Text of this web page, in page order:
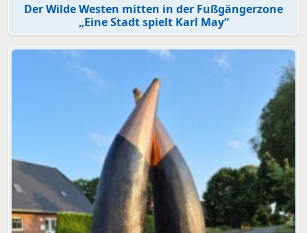
Der Wilde Westen mitten in der Fußgängerzone
„Eine Stadt spielt Karl May“